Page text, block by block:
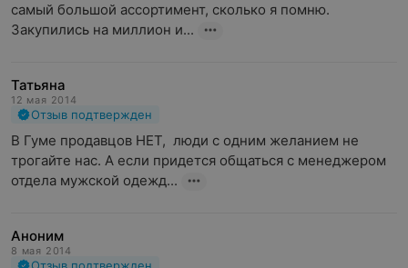
самый большой ассортимент, сколько я помню.
Закупились на миллион и...
Татьяна
12 мая 2014
Отзыв подтвержден
В Гуме продавцов НЕТ,  люди с одним желанием не
трогайте нас. А если придется общаться с менеджером
отдела мужской одежд...
Аноним
8 мая 2014